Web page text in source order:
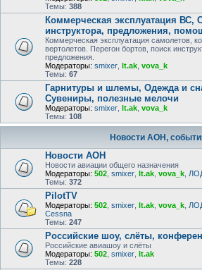
Темы: 388
Коммерческая эксплуатация ВС,
инструктора, предложения,
Коммерческая эксплуатация самолетов,
вертолетов. Перегон бортов, поиск
предложения.
Модераторы: smixer lt.ak vova_k
Темы: 67
Гарнитуры и шлемы, Одежда и
Сувениры, полезные мелочи
Модераторы: smixer lt.ak vova_k
Темы: 108
Новости АОН,
Новости АОН
Новости авиации общего назначения
Модераторы: 502 smixer lt.ak vova_k
Темы: 372
PilotTV
Модераторы: 502 smixer lt.ak vova_k
Cessna
Темы: 247
Российские шоу, слёты,
Российские авиашоу и слёты
Модераторы: 502 smixer lt.ak
Темы: 228